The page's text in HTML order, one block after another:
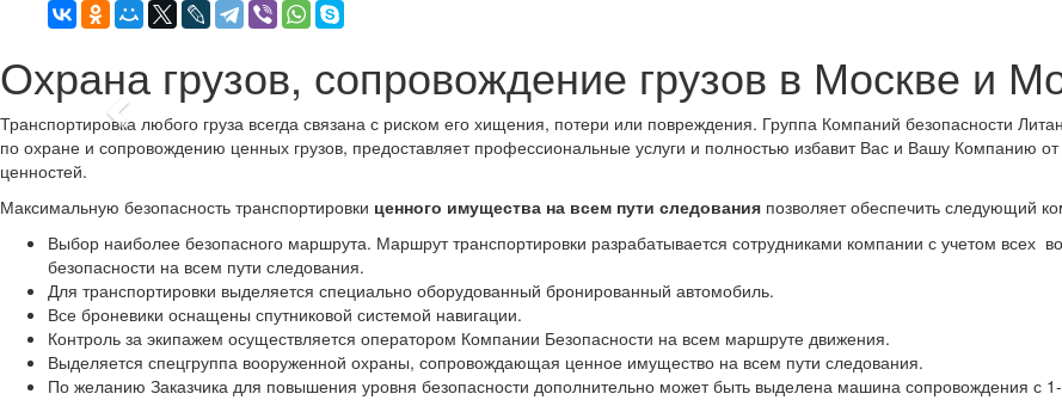
Охрана грузов, сопровождение грузов в Москве и
Previous
Транспортировка любого груза всегда связана с риском его хищения, потери или повреждения. Группа Компаний безопасности
по охране и сопровождению ценных грузов, предоставляет профессиональные услуги и полностью избавит Вас и Вашу Компанию
ценностей.
Максимальную безопасность транспортировки ценного имущества на всем пути следования позволяет обеспечить следующий
Выбор наиболее безопасного маршрута. Маршрут транспортировки разрабатывается сотрудниками компании с учетом всех
безопасности на всем пути следования.
Для транспортировки выделяется специально оборудованный бронированный автомобиль.
Все броневики оснащены спутниковой системой навигации.
Контроль за экипажем осуществляется оператором Компании Безопасности на всем маршруте движения.
Выделяется спецгруппа вооруженной охраны, сопровождающая ценное имущество на всем пути следования.
По желанию Заказчика для повышения уровня безопасности дополнительно может быть выделена машина сопровождения с